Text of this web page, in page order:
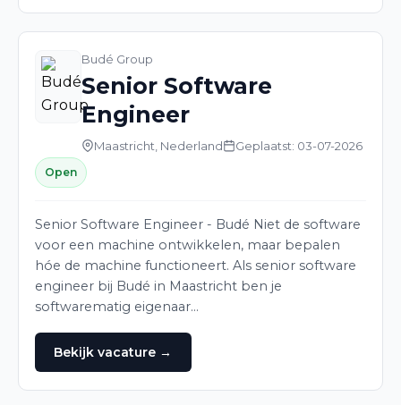
Budé Group
Senior Software
Engineer
Maastricht, Nederland Geplaatst: 03-07-2026
Open
Senior Software Engineer - Budé Niet de software
voor een machine ontwikkelen, maar bepalen
hóe de machine functioneert. Als senior software
engineer bij Budé in Maastricht ben je
softwarematig eigenaar…
Bekijk vacature →